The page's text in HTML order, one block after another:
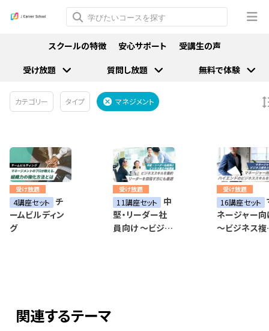
カテゴリー タイプ マネジメント
受け放題
4講座セット チ
ームビルディン
グ
受け放題
11講座セット
中
堅・リーダー社
員向け ～ビジネ
受け放題
16講座セット
ネージャー向
～ビジネス複
関連するテーマ
スクールの特徴 安心サポート
受講生の声
受け放題
質問し放題 無料で体験